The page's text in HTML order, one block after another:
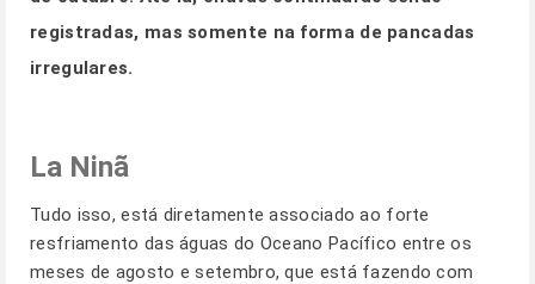
registradas, mas somente na forma de pancadas
irregulares.
La Ninã
Tudo isso, está diretamente associado ao forte
resfriamento das águas do Oceano Pacífico entre os
meses de agosto e setembro, que está fazendo com